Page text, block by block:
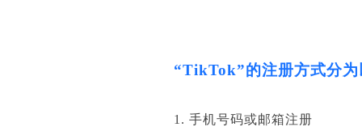
“TikTok”的注册方式分为
1. 手机号码或邮箱注册